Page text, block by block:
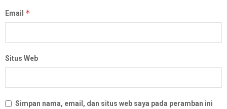
Email *
Situs Web
Simpan nama, email, dan situs web saya pada peramban ini